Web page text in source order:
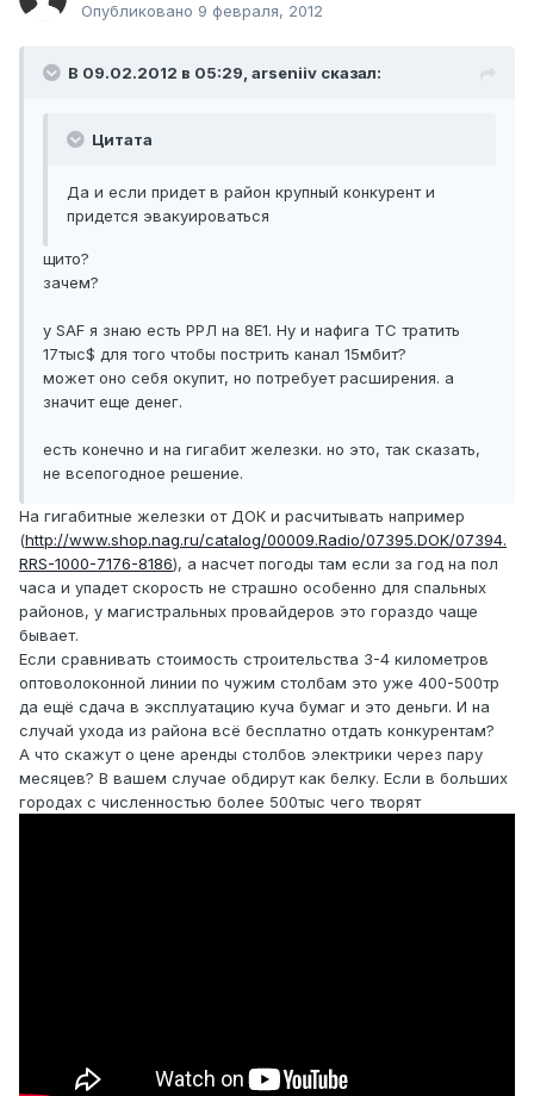
Опубликовано 9 февраля, 2012
В 09.02.2012 в 05:29, arseniiv сказал:
Цитата
Да и если придет в район крупный конкурент и
придется эвакуироваться
щито?
зачем?
у SAF я знаю есть РРЛ на 8Е1. Ну и нафига ТС тратить
17тыс$ для того чтобы пострить канал 15мбит?
может оно себя окупит, но потребует расширения. а
значит еще денег.
есть конечно и на гигабит железки. но это, так сказать,
не всепогодное решение.
На гигабитные железки от ДОК и расчитывать например
(http://www.shop.nag.ru/catalog/00009.Radio/07395.DOK/07394.
RRS-1000-7176-8186), а насчет погоды там если за год на пол
часа и упадет скорость не страшно особенно для спальных
районов, у магистральных провайдеров это гораздо чаще
бывает.
Если сравнивать стоимость строительства 3-4 километров
оптоволоконной линии по чужим столбам это уже 400-500тр
да ещё сдача в эксплуатацию куча бумаг и это деньги. И на
случай ухода из района всё бесплатно отдать конкурентам?
А что скажут о цене аренды столбов электрики через пару
месяцев? В вашем случае обдирут как белку. Если в больших
городах с численностью более 500тыс чего творят